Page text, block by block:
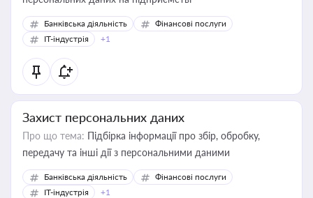
Банківська діяльність
Фінансові послуги
IT-індустрія
+1
Захист персональних даних
Про що тема: Підбірка інформації про збір, обробку,
передачу та інші дії з персональними даними
Банківська діяльність
Фінансові послуги
IT-індустрія
+1